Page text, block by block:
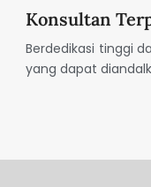
Konsultan
Berdedikasi tinggi
yang dapat